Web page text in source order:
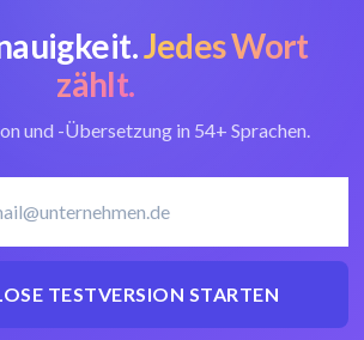
Jedes Wort
zählt.
und -Übersetzung in 54+ Sprachen.
TESTVERSION STARTEN